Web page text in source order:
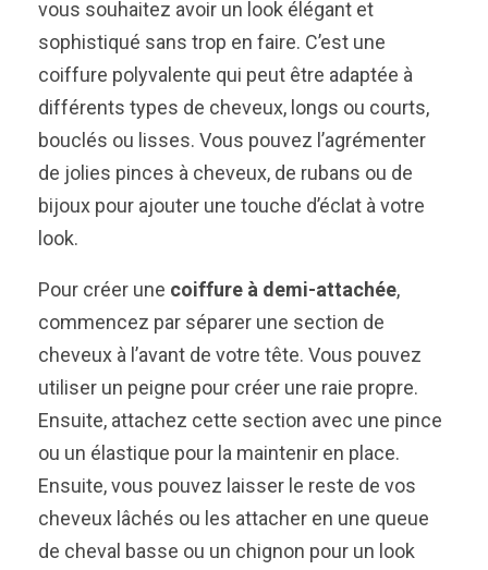
vous souhaitez avoir un look élégant et
sophistiqué sans trop en faire. C’est une
coiffure polyvalente qui peut être adaptée à
différents types de cheveux, longs ou courts,
bouclés ou lisses. Vous pouvez l’agrémenter
de jolies pinces à cheveux, de rubans ou de
bijoux pour ajouter une touche d’éclat à votre
look.
Pour créer une coiffure à demi-attachée,
commencez par séparer une section de
cheveux à l’avant de votre tête. Vous pouvez
utiliser un peigne pour créer une raie propre.
Ensuite, attachez cette section avec une pince
ou un élastique pour la maintenir en place.
Ensuite, vous pouvez laisser le reste de vos
cheveux lâchés ou les attacher en une queue
de cheval basse ou un chignon pour un look